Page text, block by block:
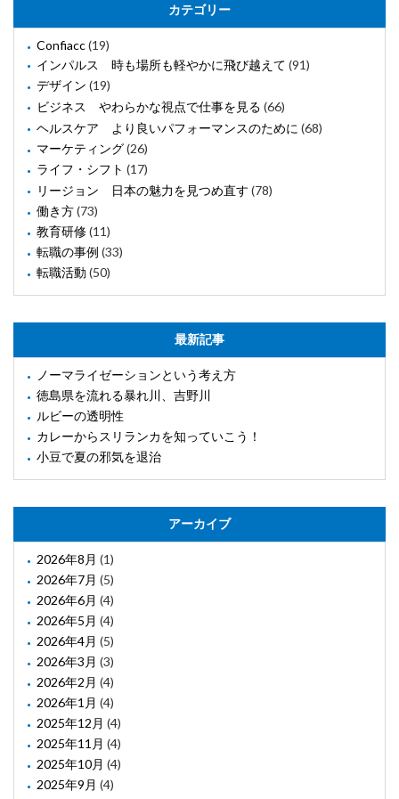
カテゴリー
Confiacc(19)
インパルス 時も場所も軽やかに飛び越えて (91)
デザイン (19)
ビジネス やわらかな視点で仕事を見る (66)
ヘルスケア より良いパフォーマンスのために (68)
マーケティング(26)
ライフ・シフト (17)
リージョン 日本の魅力を見つめ直す (78)
働き方(73)
教育研修(11)
転職の事例 (33)
転職活動 (50)
最新記事
ノーマライゼーションという考え方
徳島県を流れる暴れ川、吉野川
ルビーの透明性
カレーからスリランカを知っていこう！
小豆で夏の邪気を退治
アーカイブ
2026年8月 (1)
2026年7月 (5)
2026年6月 (4)
2026年5月 (4)
2026年4月 (5)
2026年3月 (3)
2026年2月 (4)
2026年1月 (4)
2025年12月 (4)
2025年11月 (4)
2025年10月 (4)
2025年9月 (4)